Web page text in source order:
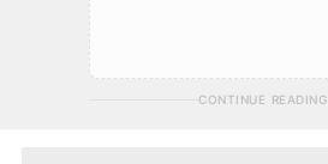
CONTINUE READING